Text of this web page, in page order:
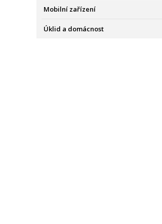
Mobilní zařízení
Úklid a domácnost